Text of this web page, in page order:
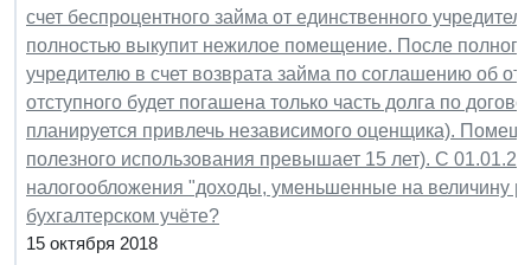
счет беспроцентного займа от единственного
полностью выкупит нежилое помещение. После
учредителю в счет возврата займа по соглашению об
отступного будет погашена только часть долга по
планируется привлечь независимого оценщика).
полезного использования превышает 15 лет). С
налогообложения "доходы, уменьшенные на величину
бухгалтерском учёте?
15 октября 2018